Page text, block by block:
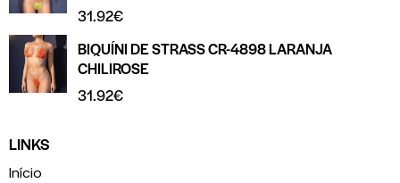
31.92€
BIQUÍNI DE STRASS CR-4898 LARANJA
CHILIROSE
31.92€
LINKS
Início